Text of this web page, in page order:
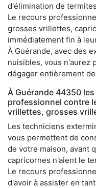
d'élimination de
Le recours
grosses vrillettes,
immédiatement fin à
À Guérande, avec des
nuisibles, vous n'aurez
dégager entièrement
À Guérande 44350
professionnel contre
vrillettes, grosses
Les techniciens
vous permettent de
de votre maison, avant
capricornes n'aient le
Le recours
d'avoir à assister en